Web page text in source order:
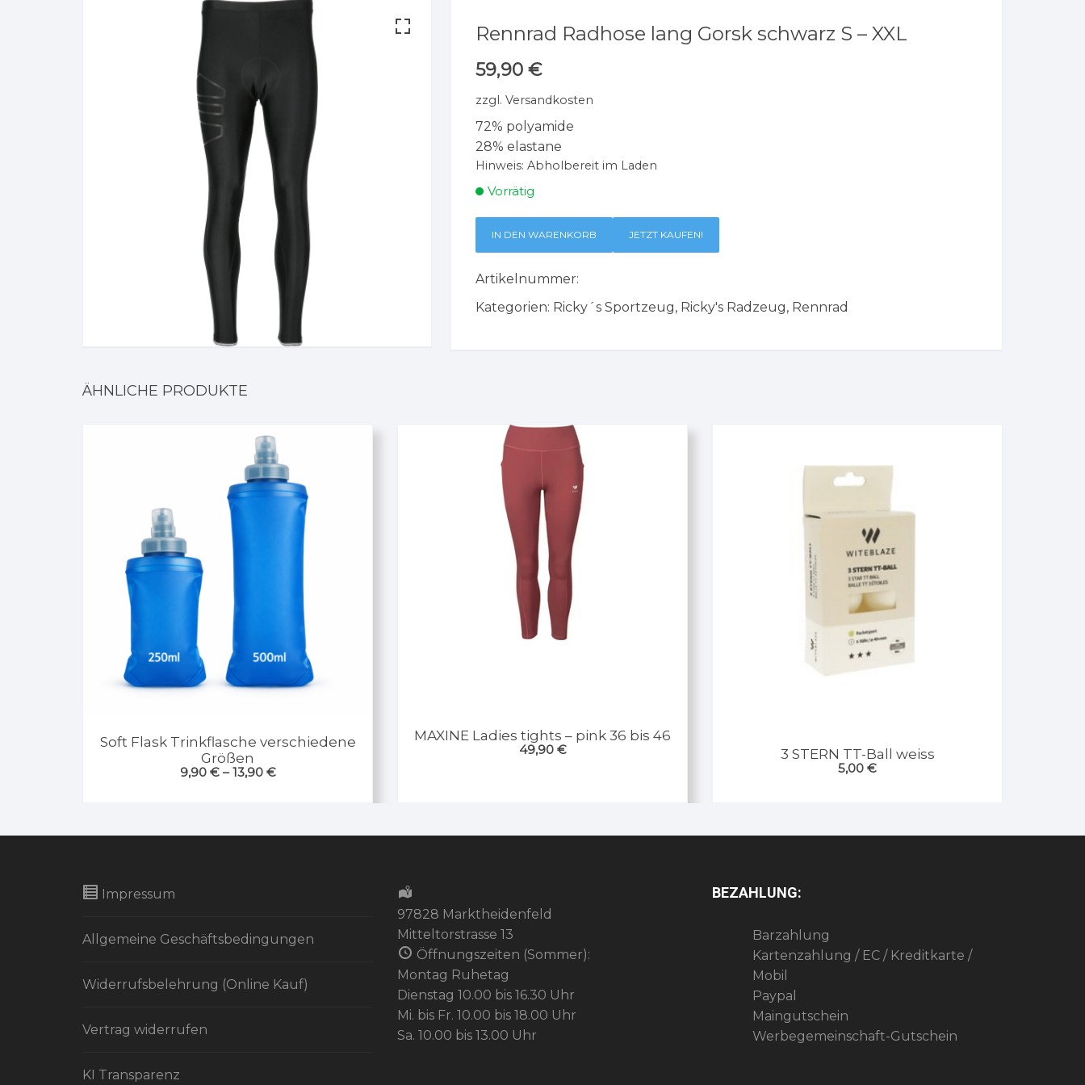
Rennrad Radhose lang Gorsk schwarz S – XXL
59,90 €
zzgl. Versandkosten
72% polyamide
28% elastane
Hinweis: Abholbereit im Laden
Vorrätig
IN DEN WARENKORB JETZT KAUFEN!
Artikelnummer:
Kategorien: Ricky´s Sportzeug, Ricky's Radzeug, Rennrad
ÄHNLICHE PRODUKTE
Soft Flask Trinkflasche verschiedene
Größen
9,90 €– 13,90 €
MAXINE Ladies tights – pink 36 bis 46
49,90 € 3 STERN TT-Ball weiss
5,00 €
Impressum
Allgemeine Geschäftsbedingungen
Widerrufsbelehrung (Online Kauf)
Vertrag widerrufen
KI Transparenz
97828 Marktheidenfeld
Mitteltorstrasse 13
Öffnungszeiten (Sommer):
Montag Ruhetag
Dienstag 10.00 bis 16.30 Uhr
Mi. bis Fr. 10.00 bis 18.00 Uhr
Sa. 10.00 bis 13.00 Uhr
BEZAHLUNG:
Barzahlung
Kartenzahlung / EC / Kreditkarte /
Mobil
Paypal
Maingutschein
Werbegemeinschaft-Gutschein